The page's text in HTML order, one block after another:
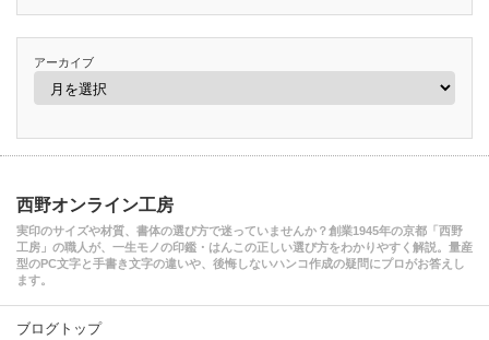
アーカイブ
西野オンライン工房
実印のサイズや材質、書体の選び方で迷っていませんか？創業1945年の京都「西野
工房」の職人が、一生モノの印鑑・はんこの正しい選び方をわかりやすく解説。量産
型のPC文字と手書き文字の違いや、後悔しないハンコ作成の疑問にプロがお答えし
ます。
ブログトップ